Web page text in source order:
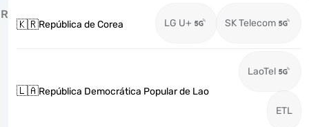
R
🇰🇷República de Corea LG U+ SK Telecom
🇱🇦República Democrática Popular de Lao
LaoTel
ETL